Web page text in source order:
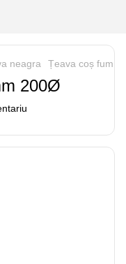
neagra Țeava coș fum
200Ø